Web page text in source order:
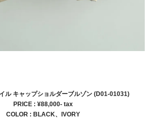
ル キャップショルダーブルゾン (D01-01031)
PRICE : ¥88,000- tax
COLOR : BLACK、IVORY